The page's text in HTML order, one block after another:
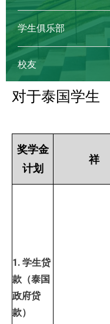
学生俱乐部
校友
对于泰国学生
奖学金
计划
祥
1. 学生贷
款（泰国
政府贷
款）